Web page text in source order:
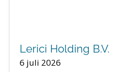
Lerici Holding B.V.
6 juli 2026